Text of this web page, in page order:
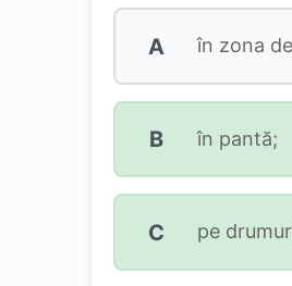
A în zona
B în pantă;
C pe